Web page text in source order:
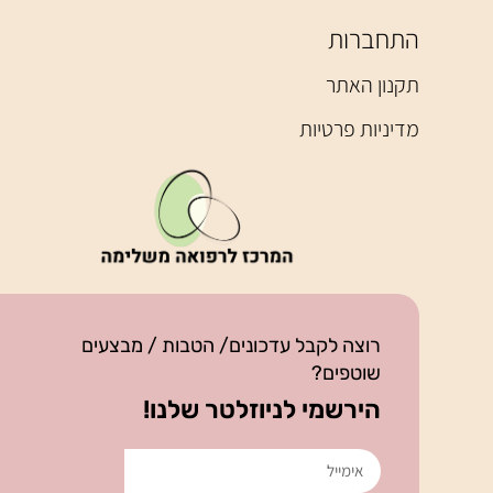
התחברות
תקנון האתר
מדיניות פרטיות
רוצה לקבל עדכונים/ הטבות / מבצעים
שוטפים?
הירשמי לניוזלטר שלנו!